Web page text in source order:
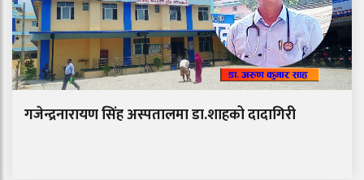
गजेन्द्रनारायण सिंह अस्पतालमा डा.शाहको दादागिरी